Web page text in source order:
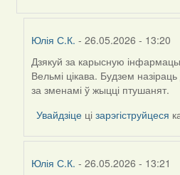
Юлія С.К. - 26.05.2026 - 13:20
In
reply
to
by
Harrier
Дзякуй за карысную
Вельмі цікава. Будзем
за зменамі ў жыцці птушанят.
Увайдзіце цізарэгіструйцеся
Юлія С.К. - 26.05.2026 - 13:21